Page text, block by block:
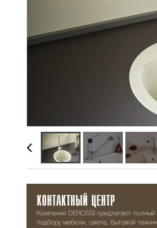
КОНТАКТНЫЙ ЦЕНТР
Компания DEROSSI предлагает полный
подбору мебели, света, бытовой